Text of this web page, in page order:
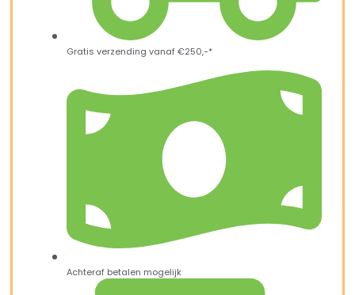
Gratis verzending vanaf €250,-*
Achteraf betalen mogelijk